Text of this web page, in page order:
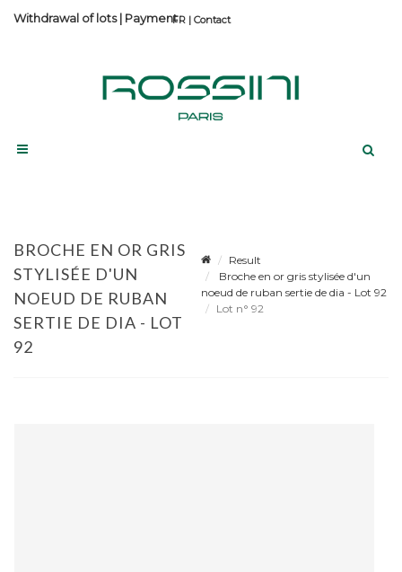
Contact
Withdrawal of lots| Payment
BROCHE EN OR GRIS
STYLISÉE D'UN
NOEUD DE RUBAN
SERTIE DE DIA - LOT
92
Result
Broche en or gris stylisée d'un
noeud de ruban sertie de dia - Lot 92
Lot n° 92